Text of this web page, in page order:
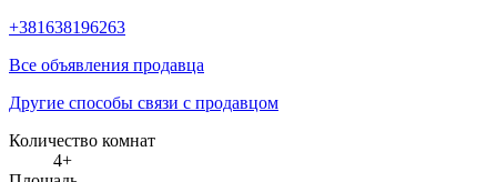
+381638196263
Все объявления продавца
Другие способы связи с продавцом
Количество комнат
4+